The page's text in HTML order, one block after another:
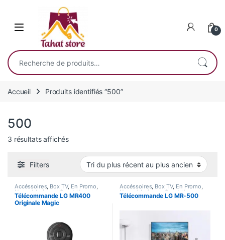
0
Recherche pour :
Accueil Produits identifiés “500”
500
3 résultats affichésTrié du plus récent au plus ancien
Filters
Accéssoires, Box TV, En Promo,
Nouvel Arrivage Smart Home
Télécommande LG MR400
Originale Magic
Accéssoires, Box TV, En Promo,
Nouvel Arrivage Smart Home
Télécommande LG MR-500